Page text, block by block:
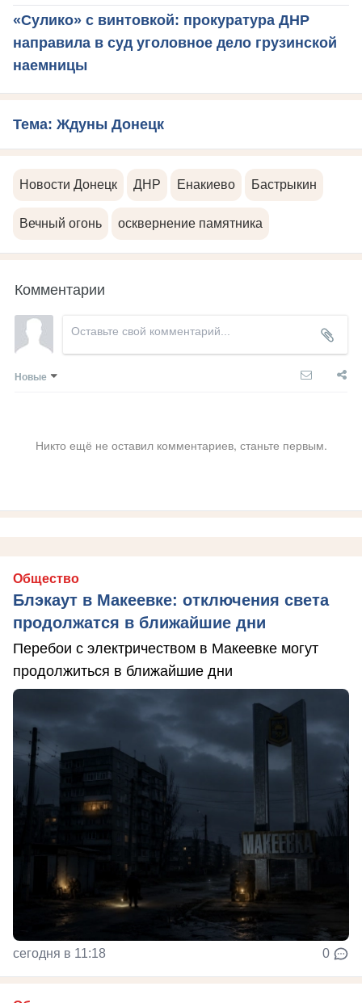
«Сулико» с винтовкой: прокуратура ДНР
направила в суд уголовное дело грузинской
наемницы
Тема: Ждуны Донецк
Новости Донецк ДНР Енакиево Бастрыкин
Вечный огонь осквернение памятника
Комментарии
Новые
Никто ещё не оставил комментариев, станьте первым.
Общество
Блэкаут в Макеевке: отключения света
продолжатся в ближайшие дни
Перебои с электричеством в Макеевке могут
продолжиться в ближайшие дни
сегодня в 11:18 0